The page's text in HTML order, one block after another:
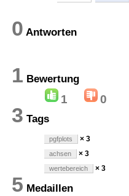
0 Antworten
1 Bewertung
1 0
3 Tags
pgfplots × 3
achsen × 3
wertebereich × 3
5 Medaillen